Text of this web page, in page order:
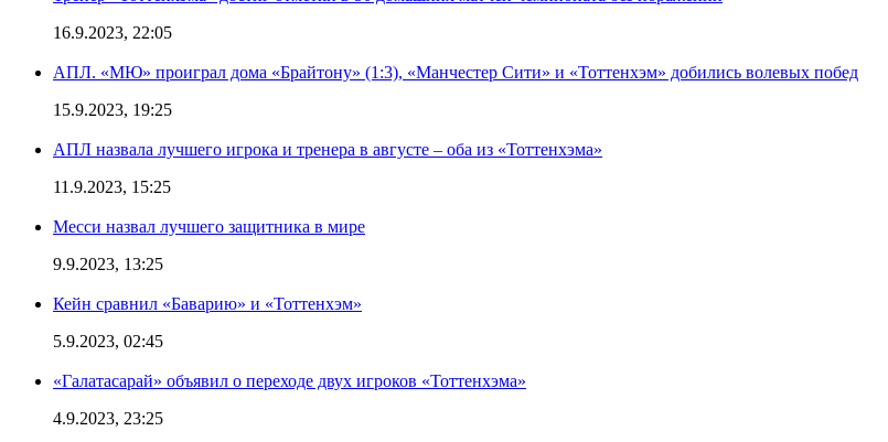
16.9.2023, 22:05
АПЛ. «МЮ» проиграл дома «Брайтону» (1:3), «Манчестер Сити» и «Тоттенхэм» добились волевых побед
15.9.2023, 19:25
АПЛ назвала лучшего игрока и тренера в августе – оба из «Тоттенхэма»
11.9.2023, 15:25
Месси назвал лучшего защитника в мире
9.9.2023, 13:25
Кейн сравнил «Баварию» и «Тоттенхэм»
5.9.2023, 02:45
«Галатасарай» объявил о переходе двух игроков «Тоттенхэма»
4.9.2023, 23:25